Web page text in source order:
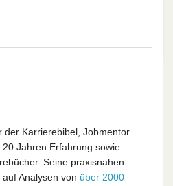
der Karrierebibel, Jobmentor
Jahren Erfahrung sowie
Seine praxisnahen
Analysen von über 2000